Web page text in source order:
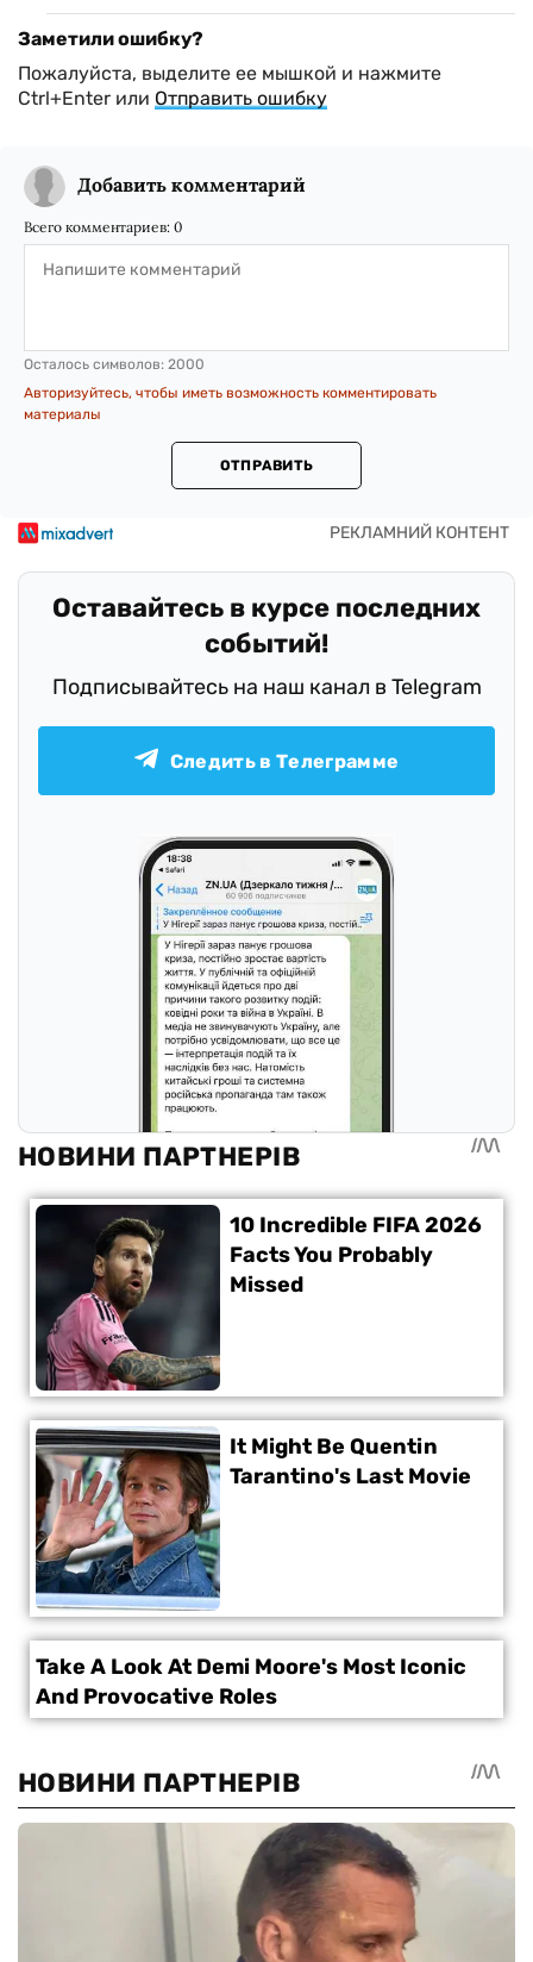
Заметили ошибку?
Пожалуйста, выделите ее мышкой и нажмите
Ctrl+Enter или Отправить ошибку
Добавить комментарий
Всего комментариев: 0
Осталось символов: 2000
Авторизуйтесь, чтобы иметь возможность комментировать
материалы
ОТПРАВИТЬ
Оставайтесь в курсе последних
событий!
Подписывайтесь на наш канал в Telegram
Следить в Телеграмме